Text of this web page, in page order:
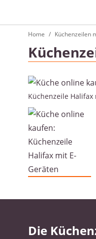
Home Küchenzeilen
Küchenzeile Halifax
Die